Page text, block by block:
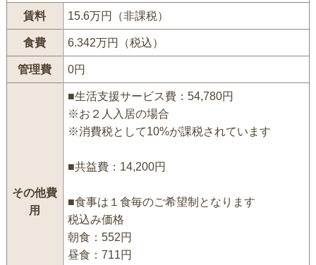
賃料 15.6万円（非課税）
食費 6.342万円（税込）
管理費 0円
その他費
用
■生活支援サービス費：54,780円
※お２人入居の場合
※消費税として10%が課税されています
■共益費：14,200円
■食事は１食毎のご希望制となります
税込み価格
朝食：552円
昼食：711円